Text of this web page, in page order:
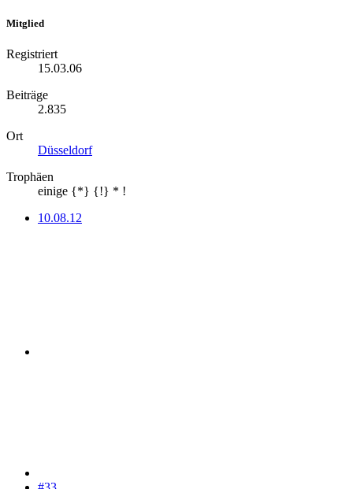
Mitglied
Registriert
15.03.06
Beiträge
2.835
Ort
Düsseldorf
Trophäen
einige {*} {!} * !
10.08.12